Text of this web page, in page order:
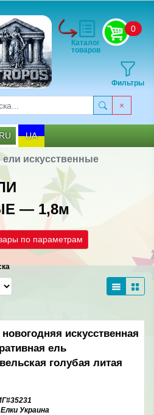
0
Фильтры
Каталог
товаров
UA
искусственные
— 1,8м
по параметрам
искусственная
ель
голубая литая
Елки Украина